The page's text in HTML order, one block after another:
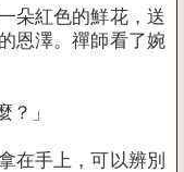
紅色的鮮花，送
恩澤。禪師看了婉
」
手上，可以辨別